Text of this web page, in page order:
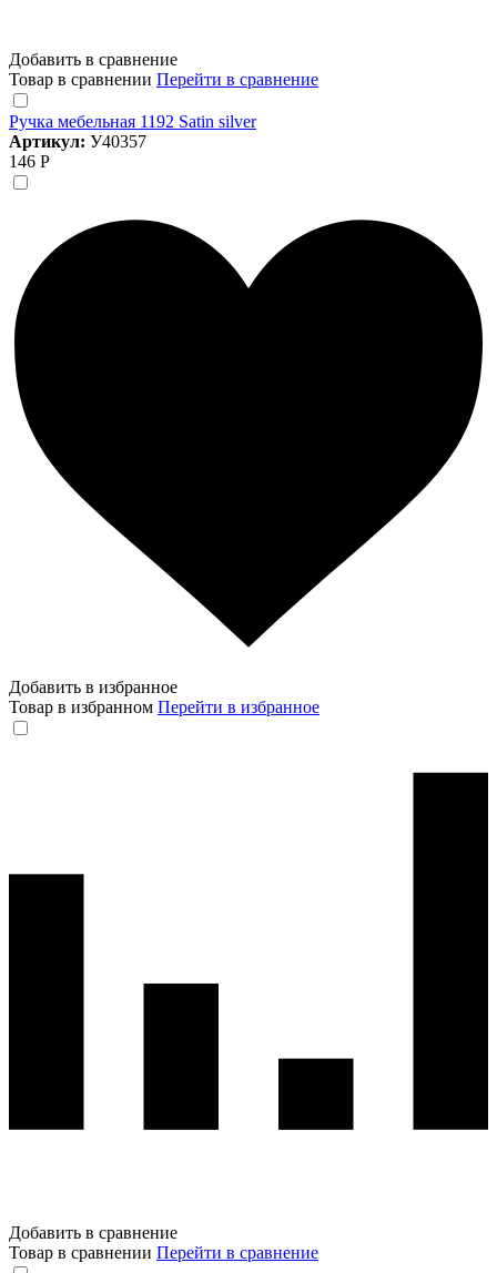
Добавить в сравнение
Товар в сравнении Перейти в сравнение
Ручка мебельная 1192 Satin silver
Артикул: У40357
146 Р
Добавить в избранное
Товар в избранном Перейти в избранное
Добавить в сравнение
Товар в сравнении Перейти в сравнение